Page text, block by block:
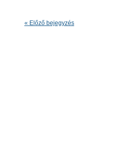
« Előző bejegyzés